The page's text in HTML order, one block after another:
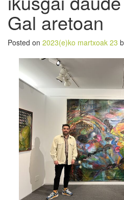
Gal aretoan
Posted on 2023(e)ko martxoak 23